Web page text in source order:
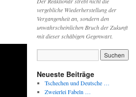
vergebliche Wiederherstellung der
Vergangenheit an, sondern den
unwahrscheinlichen Bruch der Zukunft
mit dieser schäbigen Gegenwart.
Neueste Beiträge
Tschechen und Deutsche …
Zweierlei Fabeln …